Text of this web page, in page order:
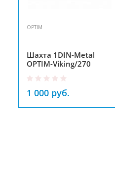
OPTIM
Шахта 1DIN-Metal
OPTIM-Viking/270
1 000 руб.